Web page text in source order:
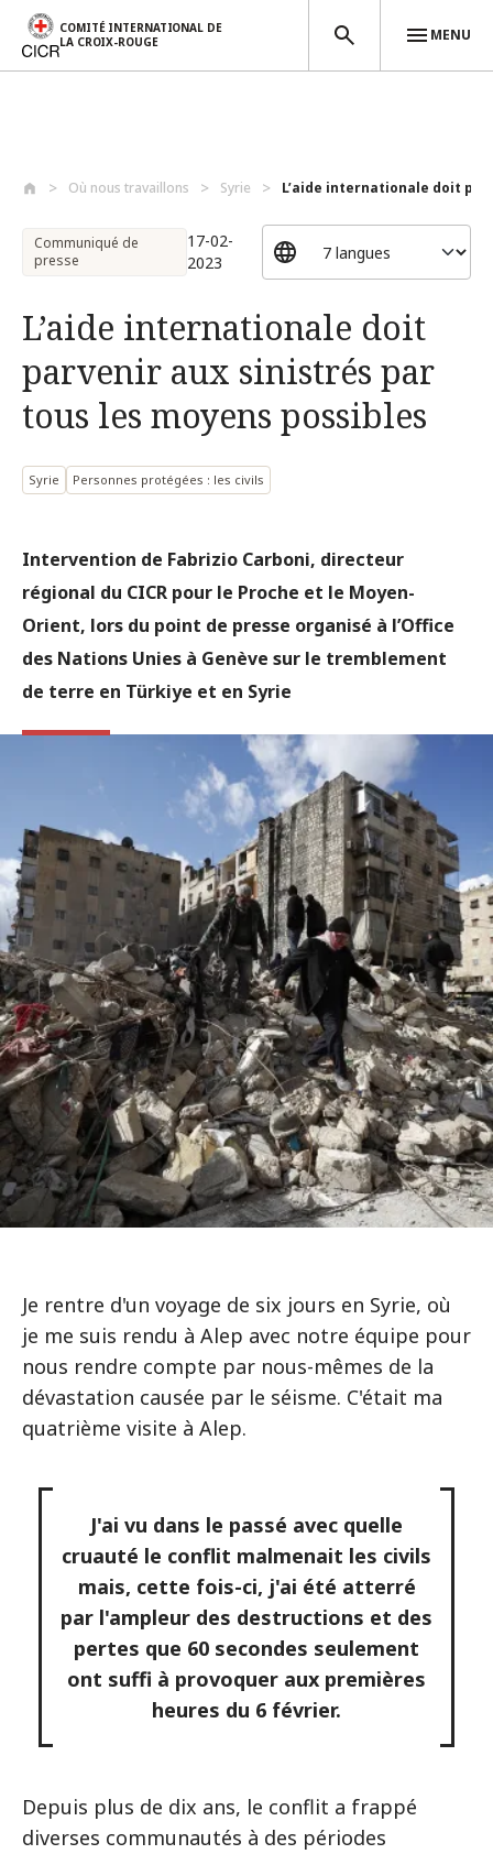
COMITÉ INTERNATIONAL DE
LA CROIX-ROUGE
MENU
Où nous travaillons Syrie L’aide internationale doit
Communiqué de
presse
17-02-
2023
L’aide internationale doit
parvenir aux sinistrés par
tous les moyens possibles
Syrie Personnes protégées : les civils
Intervention de Fabrizio Carboni, directeur
régional du CICR pour le Proche et le Moyen-
Orient, lors du point de presse organisé à l’Office
des Nations Unies à Genève sur le tremblement
de terre en Türkiye et en Syrie
Je rentre d'un voyage de six jours en Syrie, où
je me suis rendu à Alep avec notre équipe pour
nous rendre compte par nous-mêmes de la
dévastation causée par le séisme. C'était ma
quatrième visite à Alep.
J'ai vu dans le passé avec quelle
cruauté le conflit malmenait les civils
mais, cette fois-ci, j'ai été atterré
par l'ampleur des destructions et des
pertes que 60 secondes seulement
ont suffi à provoquer aux premières
heures du 6 février.
Depuis plus de dix ans, le conflit a frappé
diverses communautés à des périodes